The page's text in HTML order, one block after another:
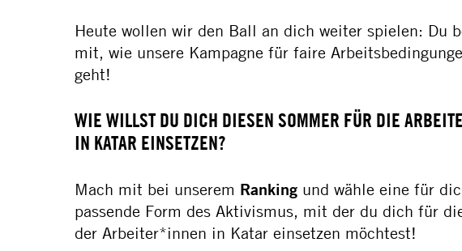
Heute wollen wir den Ball an dich weiter spielen: Du
mit, wie unsere Kampagne für faire
geht!
WIE WILLST DU DICH DIESEN SOMMER FÜR DIE
IN KATAR EINSETZEN?
Mach mit bei unserem Ranking und wähle eine für
passende Form des Aktivismus, mit der du dich für
der Arbeiter*innen in Katar einsetzen möchtest!